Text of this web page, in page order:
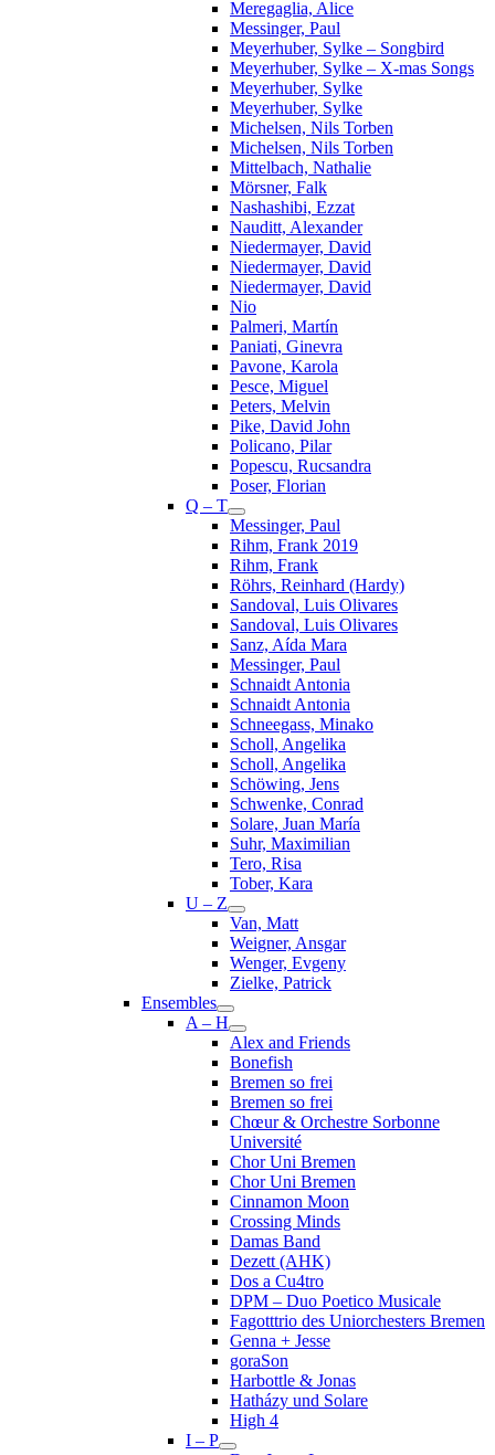
Meregaglia, Alice
Messinger, Paul
Meyerhuber, Sylke – Songbird
Meyerhuber, Sylke – X-mas Songs
Meyerhuber, Sylke
Meyerhuber, Sylke
Michelsen, Nils Torben
Michelsen, Nils Torben
Mittelbach, Nathalie
Mörsner, Falk
Nashashibi, Ezzat
Nauditt, Alexander
Niedermayer, David
Niedermayer, David
Niedermayer, David
Nio
Palmeri, Martín
Paniati, Ginevra
Pavone, Karola
Pesce, Miguel
Peters, Melvin
Pike, David John
Policano, Pilar
Popescu, Rucsandra
Poser, Florian
Q – T
Messinger, Paul
Rihm, Frank 2019
Rihm, Frank
Röhrs, Reinhard (Hardy)
Sandoval, Luis Olivares
Sandoval, Luis Olivares
Sanz, Aída Mara
Messinger, Paul
Schnaidt Antonia
Schnaidt Antonia
Schneegass, Minako
Scholl, Angelika
Scholl, Angelika
Schöwing, Jens
Schwenke, Conrad
Solare, Juan María
Suhr, Maximilian
Tero, Risa
Tober, Kara
U – Z
Van, Matt
Weigner, Ansgar
Wenger, Evgeny
Zielke, Patrick
Ensembles
A – H
Alex and Friends
Bonefish
Bremen so frei
Bremen so frei
Chœur & Orchestre Sorbonne
Université
Chor Uni Bremen
Chor Uni Bremen
Cinnamon Moon
Crossing Minds
Damas Band
Dezett (AHK)
Dos a Cu4tro
DPM – Duo Poetico Musicale
Fagotttrio des Uniorchesters Bremen
Genna + Jesse
goraSon
Harbottle & Jonas
Hatházy und Solare
High 4
I – P